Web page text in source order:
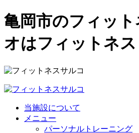
亀岡市のフィッ
オはフィットネ
当施設について
メニュー
パーソナルトレーニング